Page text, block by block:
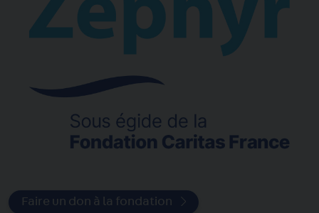
Faire un don à la fondation